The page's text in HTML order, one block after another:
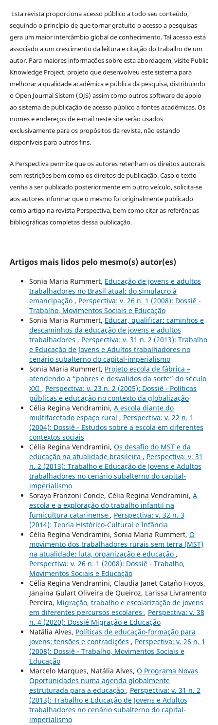
Esta revista proporciona acesso público a todo seu conteúdo,
seguindo o princípio de que tornar gratuito o acesso a pesquisas
gera um maior intercâmbio global de conhecimento. Tal acesso está
associado a um crescimento da leitura e citação do trabalho de um
autor. Para maiores informações sobre esta abordagem, visite Public
Knowledge Project, projeto que desenvolveu este sistema para
melhorar a qualidade acadêmica e pública da pesquisa, distribuindo
o Open Journal Sistem (OJS) assim como outros software de apoio
ao sistema de publicação de acesso público a fontes acadêmicas. Os
nomes e endereços de e-mail neste site serão usados
exclusivamente para os propósitos da revista, não estando
disponíveis para outros fins.
A Perspectiva permite que os autores retenham os direitos autorais
sem restrições bem como os direitos de publicação. Caso o texto
venha a ser publicado posteriormente em outro veículo, solicita-se
aos autores informar que o mesmo foi originalmente publicado
como artigo na revista Perspectiva, bem como citar as referências
bibliográficas completas dessa publicação.
Artigos mais lidos pelo mesmo(s) autor(es)
Sonia Maria Rummert, Educação de jovens e adultos
trabalhadores no Brasil atual: do simulacro à
emancipação , Perspectiva: v. 26 n. 1 (2008): Dossiê -
Trabalho, Movimentos Sociais e Educação
Sonia Maria Rummert, Educar, qualificar: caminhos e
descaminhos da educação de jovens e adultos
trabalhadores , Perspectiva: v. 31 n. 2 (2013): Trabalho
e Educação de Jovens e Adultos trabalhadores no
cenário subalterno do capital-imperialismo
Sonia Maria Rummert, Projeto escola de fábrica –
atendendo a “pobres e desvalidos da sorte” do século
XXI , Perspectiva: v. 23 n. 2 (2005): Dossiê - Políticas
públicas e educação no contexto da globalização
Célia Regina Vendramini, A escola diante do
multifacetado espaço rural , Perspectiva: v. 22 n. 1
(2004): Dossiê - Estudos sobre a escola em diferentes
contextos sociais
Célia Regina Vendramini, Os desafio do MST e da
educação na atualidade brasileira , Perspectiva: v. 31
n. 2 (2013): Trabalho e Educação de Jovens e Adultos
trabalhadores no cenário subalterno do capital-
imperialismo
Soraya Franzoni Conde, Célia Regina Vendramini, A
escola e a exploração do trabalho infantil na
fumicultura catarinense , Perspectiva: v. 32 n. 3
(2014): Teoria Histórico-Cultural e Infância
Célia Regina Vendramini, Sonia Maria Rummert, O
movimento dos trabalhadores rurais sem terra (MST)
na atualidade: luta, organização e educação ,
Perspectiva: v. 26 n. 1 (2008): Dossiê - Trabalho,
Movimentos Sociais e Educação
Célia Regina Vendramini, Claudia Janet Cataño Hoyos,
Janaina Gulart Oliveira de Queiroz, Larissa Livramento
Pereira, Migração, trabalho e escolarização de jovens
em diferentes percursos escolares , Perspectiva: v. 38
n. 4 (2020): Dossiê Migração e Educação
Natália Alves, Políticas de educação-formação para
jovens: tensões e contradições , Perspectiva: v. 26 n. 1
(2008): Dossiê - Trabalho, Movimentos Sociais e
Educação
Marcelo Marques, Natália Alves, O Programa Novas
Oportunidades numa agenda globalmente
estruturada para a educação , Perspectiva: v. 31 n. 2
(2013): Trabalho e Educação de Jovens e Adultos
trabalhadores no cenário subalterno do capital-
imperialismo